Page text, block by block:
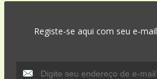
Registe-se aqui com seu e-mail